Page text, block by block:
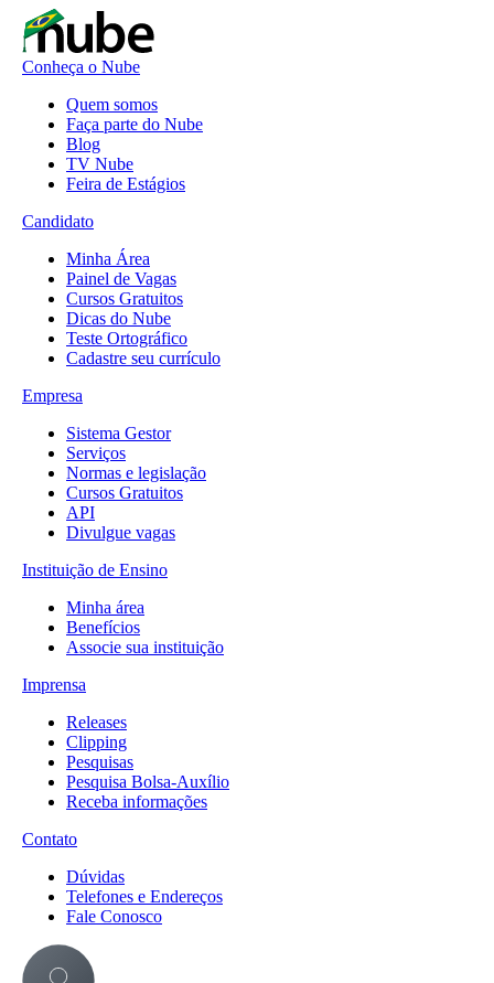
Conheça o Nube
Quem somos
Faça parte do Nube
Blog
TV Nube
Feira de Estágios
Candidato
Minha Área
Painel de Vagas
Cursos Gratuitos
Dicas do Nube
Teste Ortográfico
Cadastre seu currículo
Empresa
Sistema Gestor
Serviços
Normas e legislação
Cursos Gratuitos
API
Divulgue vagas
Instituição de Ensino
Minha área
Benefícios
Associe sua instituição
Imprensa
Releases
Clipping
Pesquisas
Pesquisa Bolsa-Auxílio
Receba informações
Contato
Dúvidas
Telefones e Endereços
Fale Conosco